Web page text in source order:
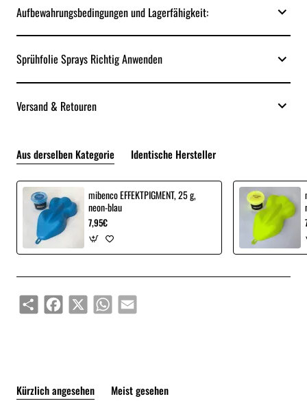
Aufbewahrungsbedingungen und Lagerfähigkeit:
Sprühfolie Sprays Richtig Anwenden
Versand & Retouren
Aus derselben Kategorie Identische Hersteller
mibenco EFFEKTPIGMENT, 25 g,
neon-blau
7,95€
ShareFacebook
X WhatsAppEmail
Kürzlich angesehen Meist gesehen